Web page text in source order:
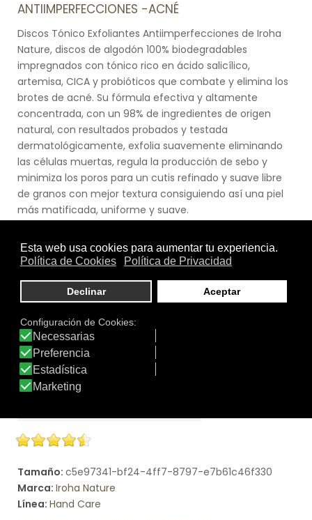
ANTIIMPERFECCIONES -ACNÉ
Discos Tónico Exfoliantes Antiimperfecciones de Iroha
Nature, discos de algodón 100% biodegradables
impregnados con tónico rico en ácido salicílico,
artemisa, CICA y probióticos que combate y elimina los
brotes de acné. Su fórmula efectiva y altamente
concentrada, con un 98% de ingredientes de origen
natural, con resultados probados y testada
dermatológicamente, exfolia suavemente eliminando
las células muertas, regula la producción de sebo y
minimiza los poros para un cutis refinado y suave libre
de granos con mejor textura consiguiendo así una piel
más matificada, uniforme y suave.
Tamaño: c5e97341-bf24-4ff7-8797-e7b61c46f330
Marca: Iroha Nature
Línea: Hand Care